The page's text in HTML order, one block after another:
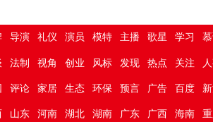
导演 礼仪 演员 模特 主播 歌星 学习
法制 视角 创业 风标 发现 热点 关注
评论 家居 生态 环保 预言 广告 百度
山东 河南 湖北 湖南 广东 广西 海南